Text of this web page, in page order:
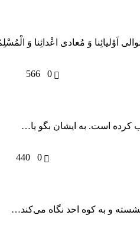
اَوْلیائِنا وَ مُعادى اعْدائِنا وَ
0
کرده است. به ایشان بگو یا…
0
و به کوه احد نگاه می‌کند…